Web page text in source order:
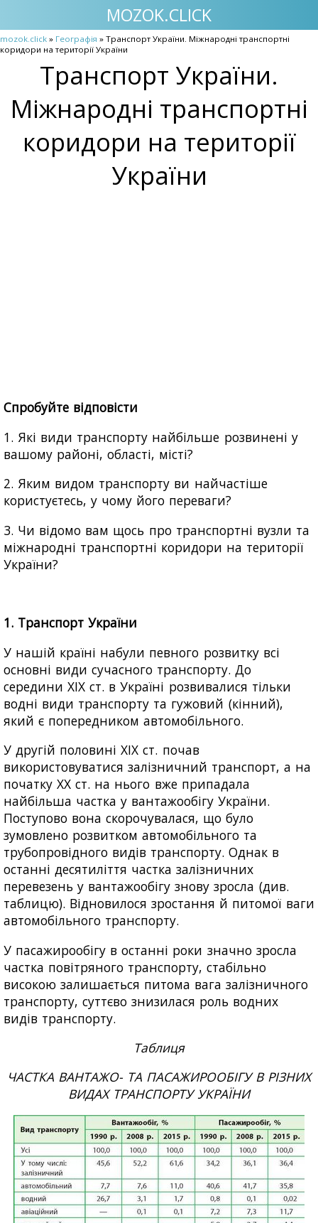
MOZOK.CLICK
mozok.click » Географія » Транспорт України. Міжнародні транспортні
коридори на території України
Транспорт України.
Міжнародні транспортні
коридори на території
України
Спробуйте відповісти
1. Які види транспорту найбільше розвинені у
вашому районі, області, місті?
2. Яким видом транспорту ви найчастіше
користуєтесь, у чому його переваги?
3. Чи відомо вам щось про транспортні вузли та
міжнародні транспортні коридори на території
України?
1. Транспорт України
У нашій країні набули певного розвитку всі
основні види сучасного транспорту. До
середини XIX ст. в Україні розвивалися тільки
водні види транспорту та гужовий (кінний),
який є попередником автомобільного.
У другій половині XIX ст. почав
використовуватися залізничний транспорт, а на
початку XX ст. на нього вже припадала
найбільша частка у вантажообігу України.
Поступово вона скорочувалася, що було
зумовлено розвитком автомобільного та
трубопровідного видів транспорту. Однак в
останні десятиліття частка залізничних
перевезень у вантажообігу знову зросла (див.
таблицю). Відновилося зростання й питомої ваги
автомобільного транспорту.
У пасажирообігу в останні роки значно зросла
частка повітряного транспорту, стабільно
високою залишається питома вага залізничного
транспорту, суттєво знизилася роль водних
видів транспорту.
Таблиця
ЧАСТКА ВАНТАЖО- ТА ПАСАЖИРООБІГУ В РІЗНИХ
ВИДАХ ТРАНСПОРТУ УКРАЇНИ